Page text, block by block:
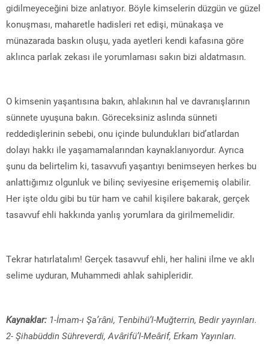
gidilmeyeceğini bize anlatıyor. Böyle kimselerin düzgün ve güzel
konuşması, maharetle hadisleri ret edişi, münakaşa ve
münazarada baskın oluşu, yada ayetleri kendi kafasına göre
aklınca parlak zekası ile yorumlaması sakın bizi aldatmasın.
O kimsenin yaşantısına bakın, ahlakının hal ve davranışlarının
sünnete uyuşuna bakın. Göreceksiniz aslında sünneti
reddedişlerinin sebebi, onu içinde bulundukları bid’atlardan
dolayı hakkı ile yaşamamalarından kaynaklanıyordur. Ayrıca
şunu da belirtelim ki, tasavvufi yaşantıyı benimseyen herkes bu
anlattığımız olgunluk ve bilinç seviyesine erişememiş olabilir.
Her işte oldu gibi bu tür ham ve cahil kişilere bakarak, gerçek
tasavvuf ehli hakkında yanlış yorumlara da girilmemelidir.
Tekrar hatırlatalım! Gerçek tasavvuf ehli, her halini ilme ve aklı
selime uyduran, Muhammedi ahlak sahipleridir.
Kaynaklar: 1-İmam-ı Şa’râni, Tenbihü’l-Muğterrin, Bedir yayınları.
2- Şihabüddin Sühreverdi, Avârifü’l-Meârif, Erkam Yayınları.